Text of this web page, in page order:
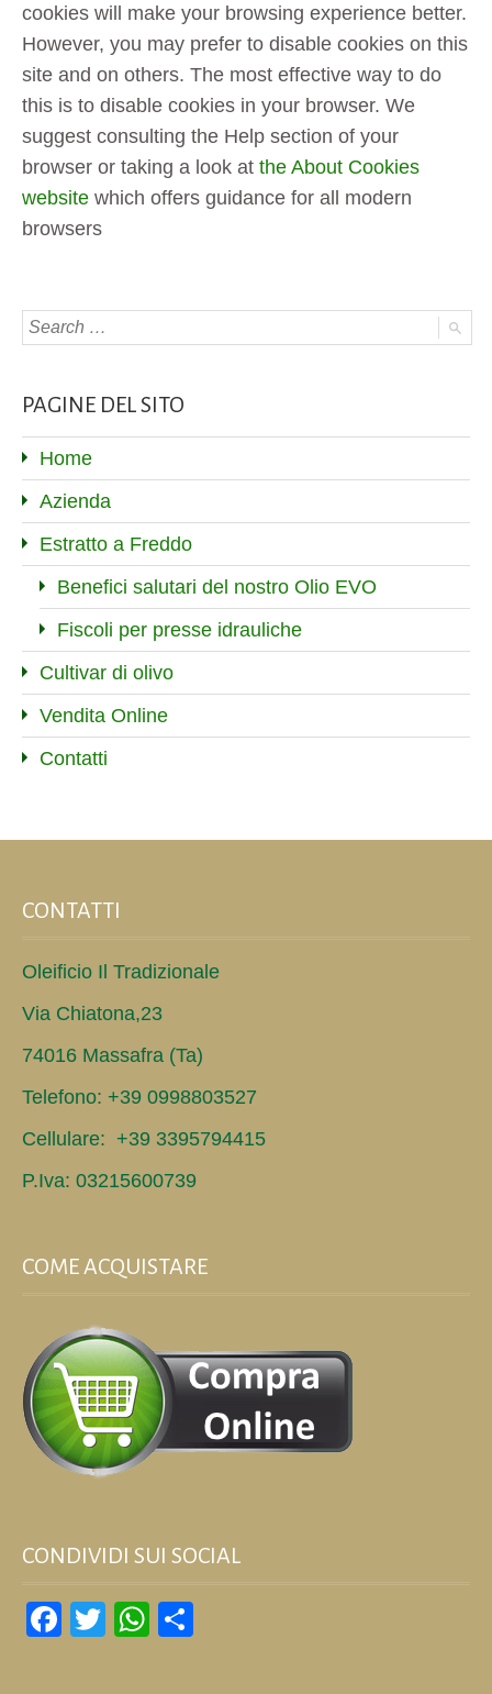
cookies will make your browsing experience better.
However, you may prefer to disable cookies on this
site and on others. The most effective way to do
this is to disable cookies in your browser. We
suggest consulting the Help section of your
browser or taking a look at the About Cookies
website which offers guidance for all modern
browsers
PAGINE DEL SITO
Home
Azienda
Estratto a Freddo
Benefici salutari del nostro Olio EVO
Fiscoli per presse idrauliche
Cultivar di olivo
Vendita Online
Contatti
CONTATTI
Oleificio Il Tradizionale
Via Chiatona,23
74016 Massafra (Ta)
Telefono: +39 0998803527
Cellulare: +39 3395794415
P.Iva: 03215600739
COME ACQUISTARE
CONDIVIDI SUI SOCIAL
Facebook
TwitterWhatsApp